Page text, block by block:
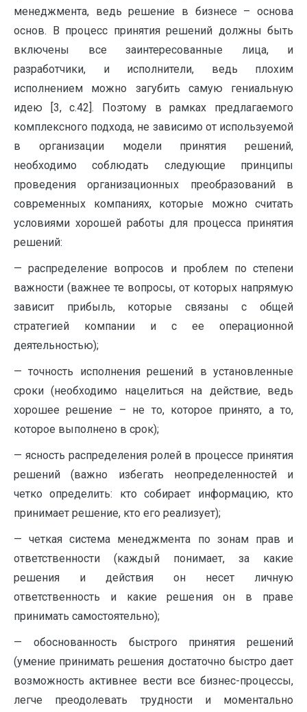
менеджмента, ведь решение в бизнесе – основа
основ. В процесс принятия решений должны быть
включены все заинтересованные лица, и
разработчики, и исполнители, ведь плохим
исполнением можно загубить самую гениальную
идею [3, с.42]. Поэтому в рамках предлагаемого
комплексного подхода, не зависимо от используемой
в организации модели принятия решений,
необходимо соблюдать следующие принципы
проведения организационных преобразований в
современных компаниях, которые можно считать
условиями хорошей работы для процесса принятия
решений:
— распределение вопросов и проблем по степени
важности (важнее те вопросы, от которых напрямую
зависит прибыль, которые связаны с общей
стратегией компании и с ее операционной
деятельностью);
— точность исполнения решений в установленные
сроки (необходимо нацелиться на действие, ведь
хорошее решение – не то, которое принято, а то,
которое выполнено в срок);
— ясность распределения ролей в процессе принятия
решений (важно избегать неопределенностей и
четко определить: кто собирает информацию, кто
принимает решение, кто его реализует);
— четкая система менеджмента по зонам прав и
ответственности (каждый понимает, за какие
решения и действия он несет личную
ответственность и какие решения он в праве
принимать самостоятельно);
— обоснованность быстрого принятия решений
(умение принимать решения достаточно быстро дает
возможность активнее вести все бизнес-процессы,
легче преодолевать трудности и моментально